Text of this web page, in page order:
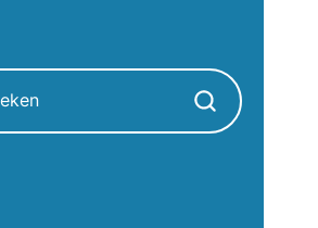
Zoekopdracht